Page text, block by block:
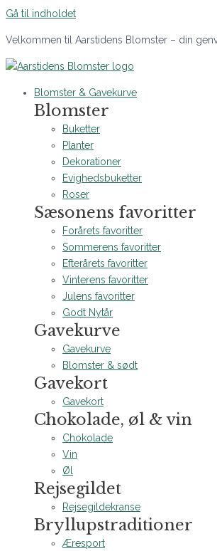
Gå til indholdet
Velkommen til Aarstidens Blomster – din
Blomster & Gavekurve
Blomster
Buketter
Planter
Dekorationer
Evighedsbuketter
Roser
Sæsonens favoritter
Forårets favoritter
Sommerens favoritter
Efterårets favoritter
Vinterens favoritter
Julens favoritter
Godt Nytår
Gavekurve
Gavekurve
Blomster & sødt
Gavekort
Gavekort
Chokolade, øl & vin
Chokolade
Vin
Øl
Rejsegildet
Rejsegildekranse
Bryllupstraditioner
Æresport